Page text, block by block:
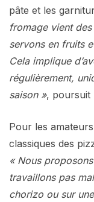
pâte et les
fromage vient
servons en fruits
Cela implique
régulièrement,
saison », poursuit
Pour les
classiques des
« Nous
travaillons pas
chorizo ou sur